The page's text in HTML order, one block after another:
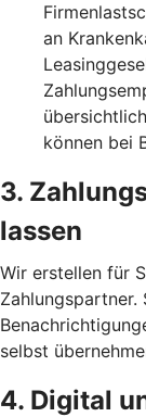
an
können bei
3.
lassen
Wir erstellen für
Zahlungspartner.
selbst
4. Digital